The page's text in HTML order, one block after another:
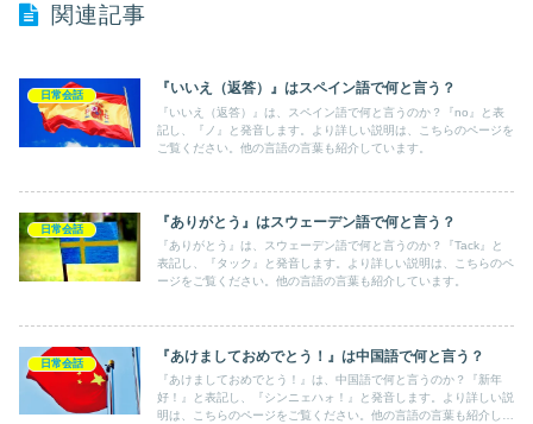
関連記事
日常会話 『いいえ（返答）』はスペイン語で何と言う？
『いいえ（返答）』は、スペイン語で何と言うのか？『no』と表
記し、『ノ』と発音します。より詳しい説明は、こちらのページを
ご覧ください。他の言語の言葉も紹介しています。
日常会話 『ありがとう』はスウェーデン語で何と言う？
『ありがとう』は、スウェーデン語で何と言うのか？『Tack』と
表記し、『タック』と発音します。より詳しい説明は、こちらのペ
ージをご覧ください。他の言語の言葉も紹介しています。
日常会話 『あけましておめでとう！』は中国語で何と言う？
『あけましておめでとう！』は、中国語で何と言うのか？『新年
好！』と表記し、『シンニェハォ！』と発音します。より詳しい説
明は、こちらのページをご覧ください。他の言語の言葉も紹介して